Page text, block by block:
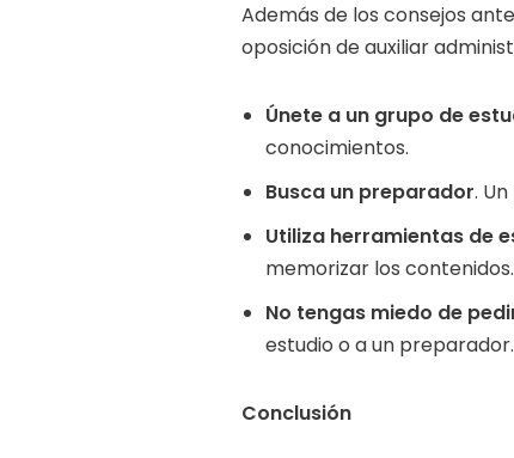
Además de los consejos
oposición de auxiliar
Únete a un grupo de
conocimientos.
Busca un preparador.
Utiliza herramientas de
memorizar los contenidos.
No tengas miedo de
estudio o a un preparador.
Conclusión